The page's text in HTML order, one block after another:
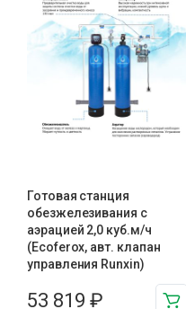
Готовая станция
обезжелезивания c
аэрацией 2,0 куб.м/ч
(Ecoferox, авт. клапан
управления Runxin)
53 819 ₽